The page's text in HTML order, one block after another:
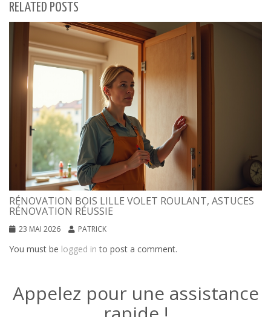
RELATED POSTS
RÉNOVATION BOIS LILLE VOLET ROULANT, ASTUCES
RÉNOVATION RÉUSSIE
23 MAI 2026 PATRICK
You must be logged in to post a comment.
Appelez pour une assistance